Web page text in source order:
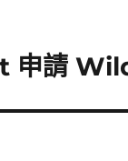
申請